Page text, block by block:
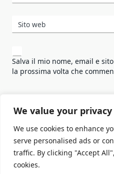
We value your privacy
We use cookies to enhance
serve personalised ads or
traffic. By clicking "Accept
cookies.
Sito web
Salva il mio nome, email e
la prossima volta che